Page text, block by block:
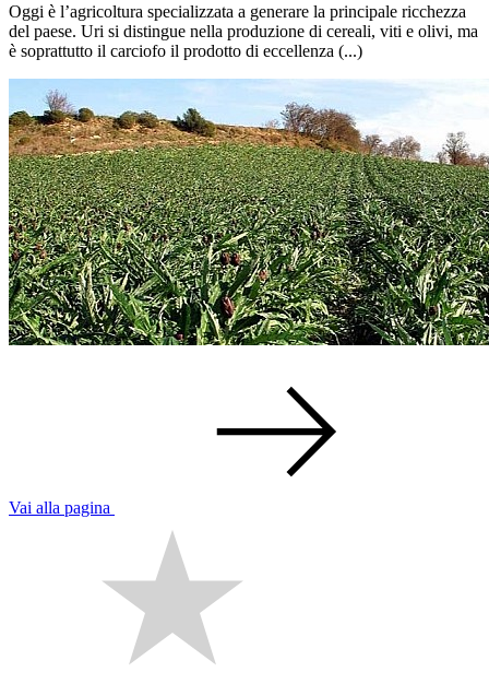
Oggi è l’agricoltura specializzata a generare la principale ricchezza
del paese. Uri si distingue nella produzione di cereali, viti e olivi, ma
è soprattutto il carciofo il prodotto di eccellenza (...)
Vai alla pagina